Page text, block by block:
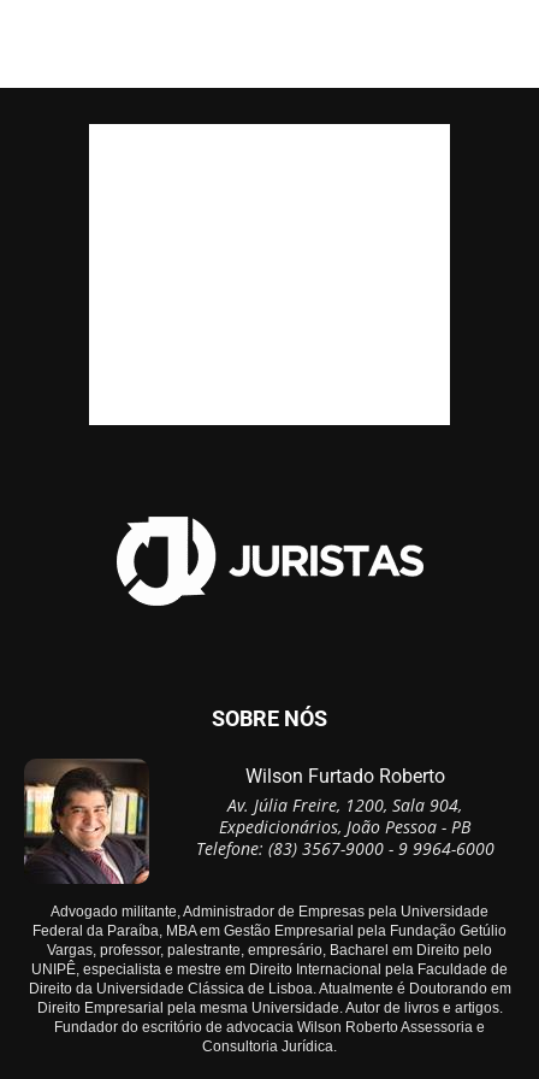
SOBRE NÓS
Wilson Furtado Roberto
Av. Júlia Freire, 1200, Sala 904,
Expedicionários, João Pessoa - PB
Telefone: (83) 3567-9000 - 9 9964-6000
Advogado militante, Administrador de Empresas pela Universidade
Federal da Paraíba, MBA em Gestão Empresarial pela Fundação Getúlio
Vargas, professor, palestrante, empresário, Bacharel em Direito pelo
UNIPÊ, especialista e mestre em Direito Internacional pela Faculdade de
Direito da Universidade Clássica de Lisboa. Atualmente é Doutorando em
Direito Empresarial pela mesma Universidade. Autor de livros e artigos.
Fundador do escritório de advocacia Wilson Roberto Assessoria e
Consultoria Jurídica.